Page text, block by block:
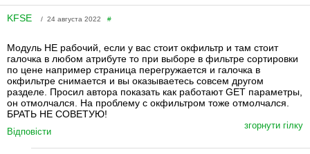
KFSE / 24 августа 2022 #
Модуль НЕ рабочий, если у вас стоит окфильтр и там стоит
галочка в любом атрибуте то при выборе в фильтре сортировки
по цене например страница перегружается и галочка в
окфильтре снимается и вы оказываетесь совсем другом
разделе. Просил автора показать как работают GET параметры,
он отмолчался. На проблему с окфильтром тоже отмолчался.
БРАТЬ НЕ СОВЕТУЮ!
Відповісти
згорнути гілку